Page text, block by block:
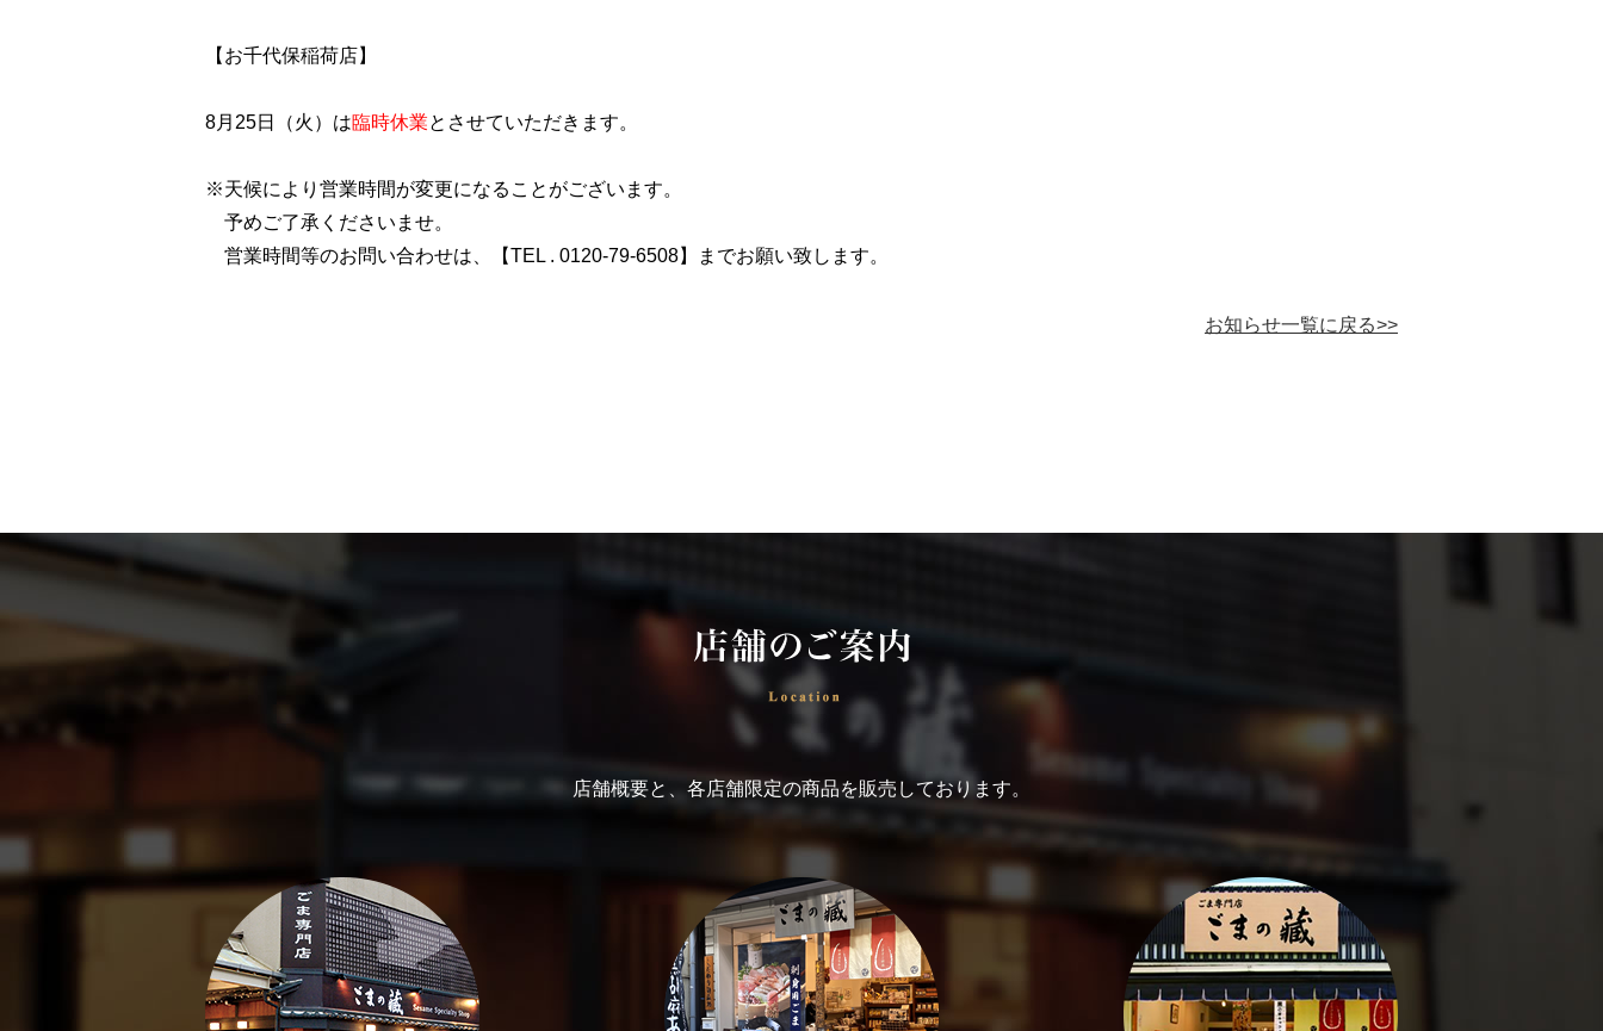
【お千代保稲荷店】
8月25日（火）は臨時休業とさせていただきます。
※天候により営業時間が変更になることがございます。
予めご了承くださいませ。
営業時間等のお問い合わせは、【TEL . 0120-79-6508】までお願い致します。
お知らせ一覧に戻る>>
店舗概要と、各店舗限定の商品を販売しております。